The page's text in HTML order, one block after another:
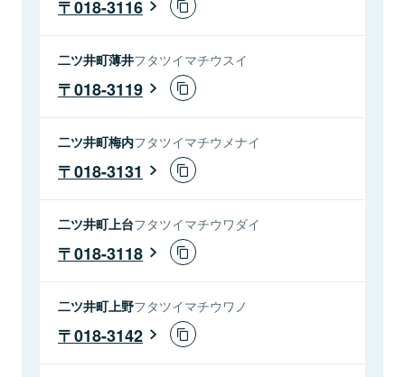
018-3116
二ツ井町薄井フタツイマチウスイ
018-3119
二ツ井町梅内フタツイマチウメナイ
018-3131
二ツ井町上台フタツイマチウワダイ
018-3118
二ツ井町上野フタツイマチウワノ
018-3142